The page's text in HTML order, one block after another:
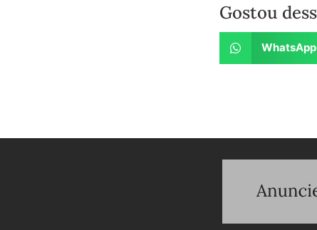
Gostou
WhatsApp